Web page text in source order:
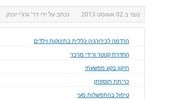
נוצר ב02 אוגוסט 2013 נכתב על ידי דר' גרג'י יונתן
הרדמה לכירורגיה כללית בתינוקות וילדים
החדרת קטטר ורידי מרכזי
תיקון בקע מפשעתי
כריתת תוספתן
טיפול בהתפשלות מעי